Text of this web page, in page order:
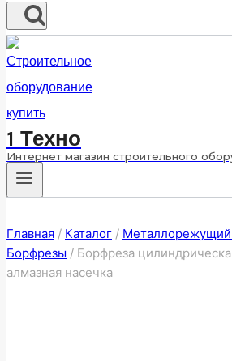
1 Техно
Интернет магазин строительного
Главная / Каталог / Металлорежущий
Борфрезы / Борфреза
алмазная насечка